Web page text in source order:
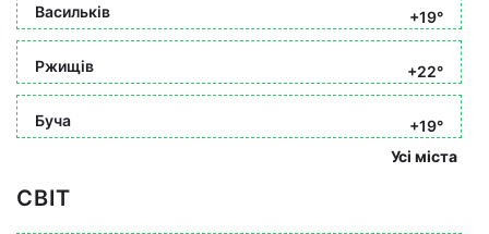
Васильків +19°
Ржищів +22°
Буча
+19°
Усі міста
СВІТ